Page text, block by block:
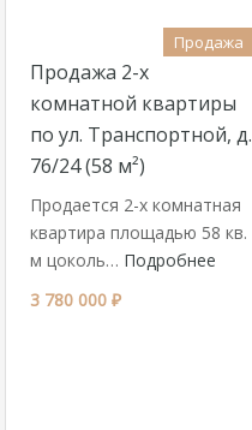
Продажа
Продажа 2-х
комнатной квартиры
по ул. Транспортной, д.
76/24 (58 м²)
Продается 2-х комнатная
квартира площадью 58 кв.
м цоколь… Подробнее
3 780 000 ₽